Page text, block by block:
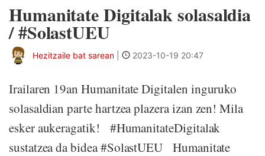
Humanitate Digitalak solasaldia
/ #SolastUEU
Hezitzaile bat sarean 2023-10-19 20:47
Irailaren 19an Humanitate Digitalen inguruko
solasaldian parte hartzea plazera izan zen! Mila
esker aukeragatik! #HumanitateDigitalak
sustatzea da bidea #SolastUEU Humanitate